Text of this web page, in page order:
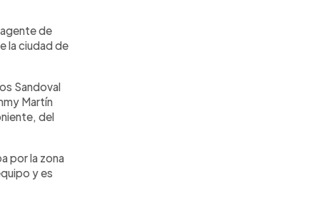
de
la ciudad de
Sandoval
Martín
del
por la zona
y es